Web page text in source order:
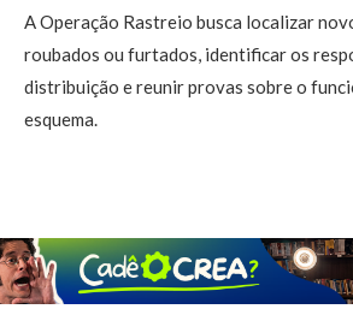
A Operação Rastreio busca localizar
roubados ou furtados, identificar os
distribuição e reunir provas sobre o
esquema.